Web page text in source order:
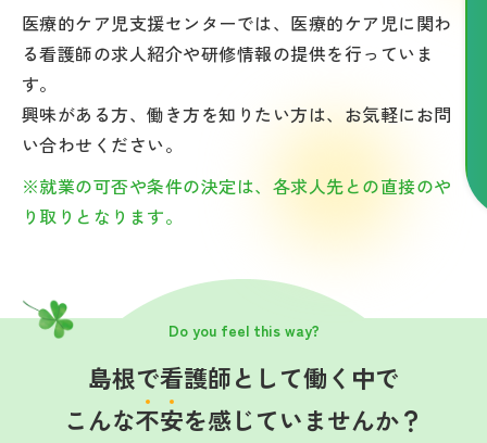
医療的ケア児支援センターでは、医療的ケア児に関わ
る看護師の求人紹介や研修情報の提供を行っていま
す。
興味がある方、働き方を知りたい方は、お気軽にお問
い合わせください。
※就業の可否や条件の決定は、各求人先との直接のや
り取りとなります。
Do you feel this way?
島根で看護師として働く中で
こんな不安を感じていませんか？